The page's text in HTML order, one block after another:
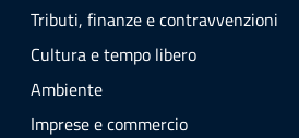
Tributi, finanze e contravvenzioni
Cultura e tempo libero
Ambiente
Imprese e commercio